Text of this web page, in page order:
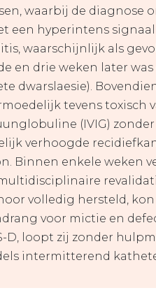
waarbij de diagnose
een hyperintens
waarschijnlijk als
en drie weken later
dwarslaesie).
tevens toxisch
(IVIG)
verhoogde
Binnen enkele weken
volledig hersteld,
voor mictie en
D, loopt zij zonder
intermitterend